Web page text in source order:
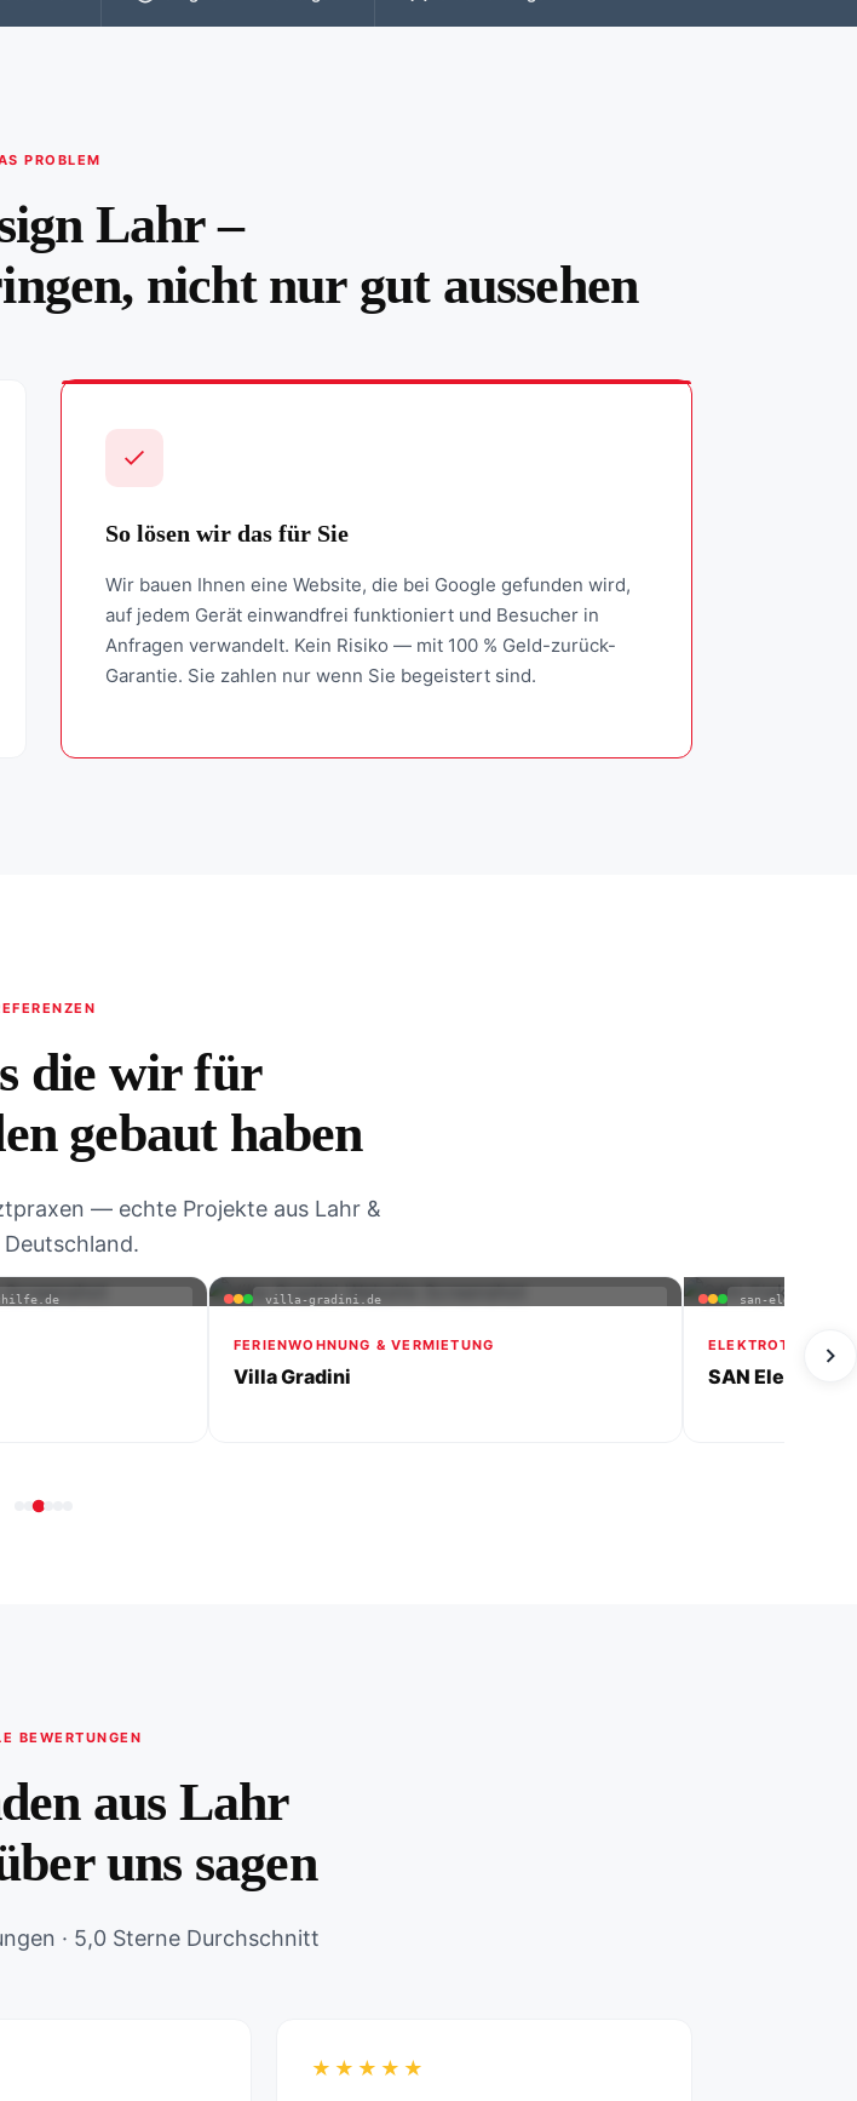
PROBLEM
Lahr –
nicht nur gut aussehen
So lösen wir das für Sie
Wir bauen Ihnen eine Website, die bei Google gefunden wird,
auf jedem Gerät einwandfrei funktioniert und Besucher in
Anfragen verwandelt. Kein Risiko — mit 100 % Geld-zurück-
Garantie. Sie zahlen nur wenn Sie begeistert sind.
die wir für
gebaut haben
— echte Projekte aus Lahr &
villa-gradini.de
FERIENWOHNUNG & VERMIETUNG
Villa Gradini
san-
ELEKTROTECHNIK
SAN
BEWERTUNGEN
aus Lahr
uns sagen
· 5,0 Sterne Durchschnitt
★★★★★